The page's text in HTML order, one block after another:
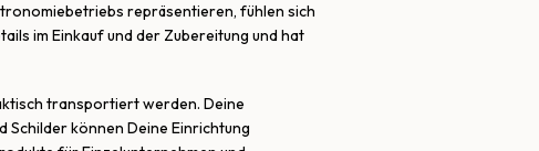
repräsentieren, fühlen sich
im Einkauf und der Zubereitung und hat
transportiert werden. Deine
können Deine Einrichtung